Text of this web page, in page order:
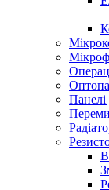
Панелі